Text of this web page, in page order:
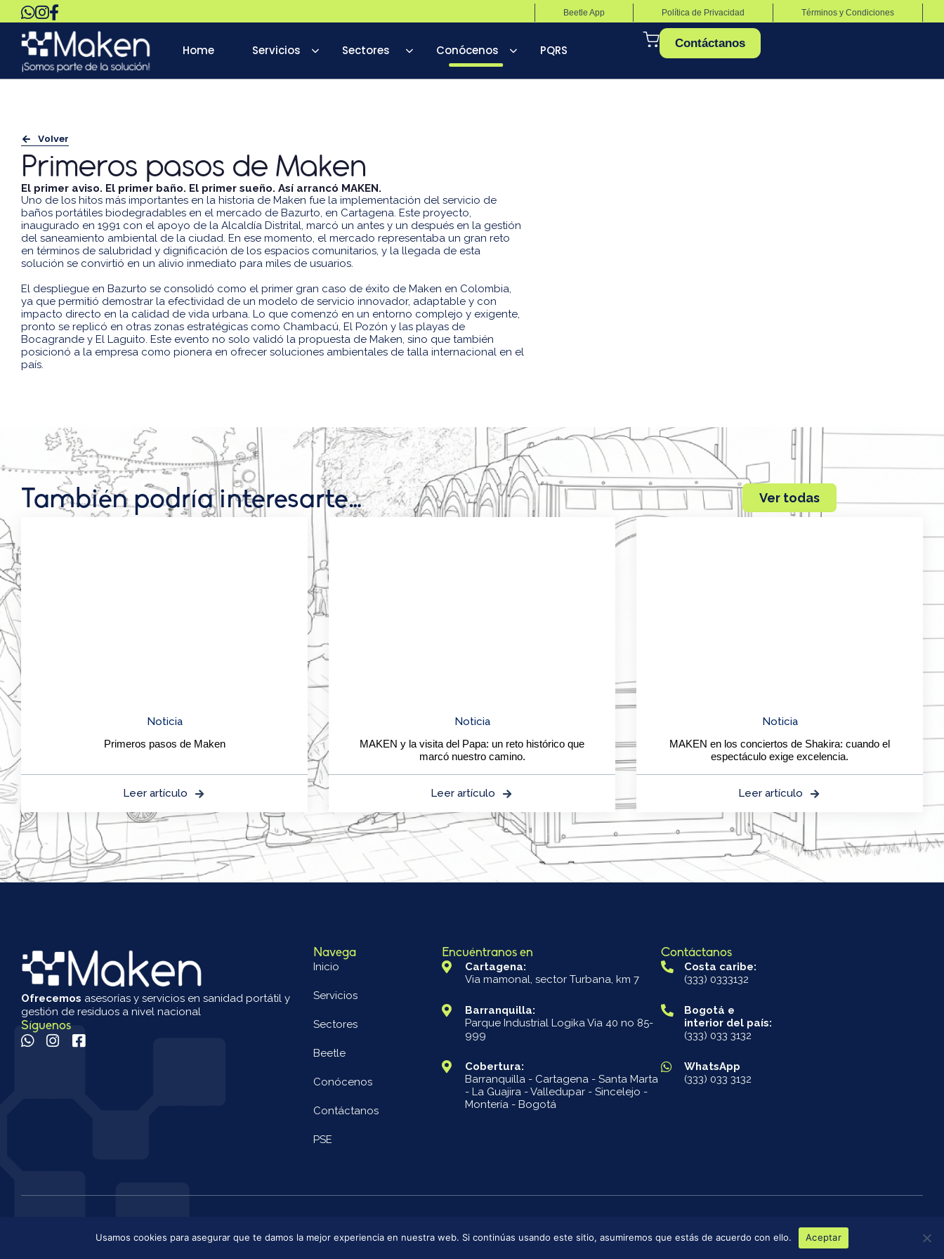
Términos y Condiciones
Política de Privacidad
Beetle App
Home Servicios Sectores Conócenos PQRS Contáctanos
Volver
Primeros pasos de Maken
El primer aviso. El primer baño. El primer sueño. Así arrancó MAKEN.
Uno de los hitos más importantes en la historia de Maken fue la implementación del servicio de
baños portátiles biodegradables en el mercado de Bazurto, en Cartagena. Este proyecto,
inaugurado en 1991 con el apoyo de la Alcaldía Distrital, marcó un antes y un después en la gestión
del saneamiento ambiental de la ciudad. En ese momento, el mercado representaba un gran reto
en términos de salubridad y dignificación de los espacios comunitarios, y la llegada de esta
solución se convirtió en un alivio inmediato para miles de usuarios.
El despliegue en Bazurto se consolidó como el primer gran caso de éxito de Maken en Colombia,
ya que permitió demostrar la efectividad de un modelo de servicio innovador, adaptable y con
impacto directo en la calidad de vida urbana. Lo que comenzó en un entorno complejo y exigente,
pronto se replicó en otras zonas estratégicas como Chambacú, El Pozón y las playas de
Bocagrande y El Laguito. Este evento no solo validó la propuesta de Maken, sino que también
posicionó a la empresa como pionera en ofrecer soluciones ambientales de talla internacional en el
país.
También podría interesarte… Ver todas
Primeros pasos de Maken
Noticia
Leer artículo
MAKEN y la visita del Papa: un reto histórico que
marcó nuestro camino.
Noticia
Leer artículo
MAKEN en los conciertos de Shakira: cuando el
espectáculo exige excelencia.
Noticia
Leer artículo
Ofrecemos asesorías y servicios en sanidad portátil y
gestión de residuos a nivel nacional
Síguenos
Navega
Inicio
Servicios
Sectores
Beetle
Conócenos
Contáctanos
PSE
Encuéntranos en
Cartagena:
Via mamonal, sector Turbana, km 7
Barranquilla:
Parque Industrial Logika Via 40 no 85-
999
Cobertura:
Barranquilla - Cartagena - Santa Marta
- La Guajira - Valledupar - Sincelejo -
Montería - Bogotá
Contáctanos
Costa caribe:
(333) 0333132
Bogotá e
interior del país:
(333) 033 3132
WhatsApp
(333) 033 3132
Política de Privacidad
Usamos cookies para asegurar que te damos la mejor experiencia en nuestra web. Si continúas usando este sitio, asumiremos que estás de acuerdo con ello. Aceptar